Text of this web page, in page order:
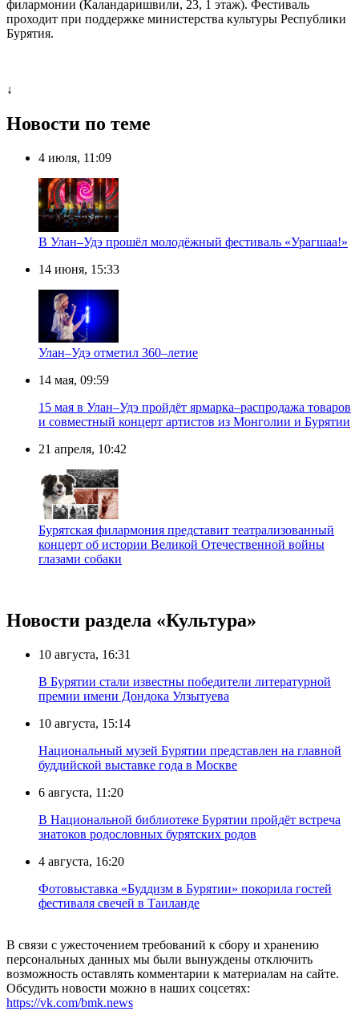
филармонии (Каландаришвили, 23, 1 этаж). Фестиваль
проходит при поддержке министерства культуры Республики
Бурятия.
↓
Новости по теме
4 июля, 11:09
В Улан–Удэ прошёл молодёжный фестиваль «Урагшаа!»
14 июня, 15:33
Улан–Удэ отметил 360–летие
14 мая, 09:59
15 мая в Улан–Удэ пройдёт ярмарка–распродажа товаров
и совместный концерт артистов из Монголии и Бурятии
21 апреля, 10:42
Бурятская филармония представит театрализованный
концерт об истории Великой Отечественной войны
глазами собаки
Новости раздела «Культура»
10 августа, 16:31
В Бурятии стали известны победители литературной
премии имени Дондока Улзытуева
10 августа, 15:14
Национальный музей Бурятии представлен на главной
буддийской выставке года в Москве
6 августа, 11:20
В Национальной библиотеке Бурятии пройдёт встреча
знатоков родословных бурятских родов
4 августа, 16:20
Фотовыставка «Буддизм в Бурятии» покорила гостей
фестиваля свечей в Таиланде
В связи с ужесточением требований к сбору и хранению
персональных данных мы были вынуждены отключить
возможность оставлять комментарии к материалам на сайте.
Обсудить новости можно в наших соцсетях:
https://vk.com/bmk.news